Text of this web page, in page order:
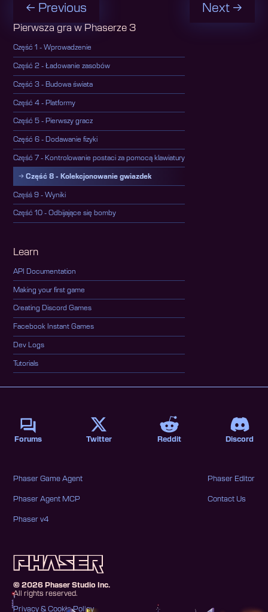
Pierwsza gra w Phaserze 3
Część 1 - Wprowadzenie
Część 2 - Ładowanie zasobów
Część 3 - Budowa świata
Część 4 - Platformy
Część 5 - Pierwszy gracz
Część 6 - Dodawanie fizyki
Część 7 - Kontrolowanie postaci za pomocą klawiatury
Część 8 - Kolekcjonowanie gwiazdek
Częśś 9 - Wyniki
Część 10 - Odbijające się bomby
Learn
API Documentation
Making your first game
Creating Discord Games
Facebook Instant Games
Dev Logs
Tutorials
← Previous Next →
©2026 Phaser Studio Inc.
All rights reserved.
Privacy & Cookie Policy
Phaser Game Agent
Phaser Agent MCP
Phaser v4
Phaser Editor
Contact Us
Forums Twitter Reddit Discord